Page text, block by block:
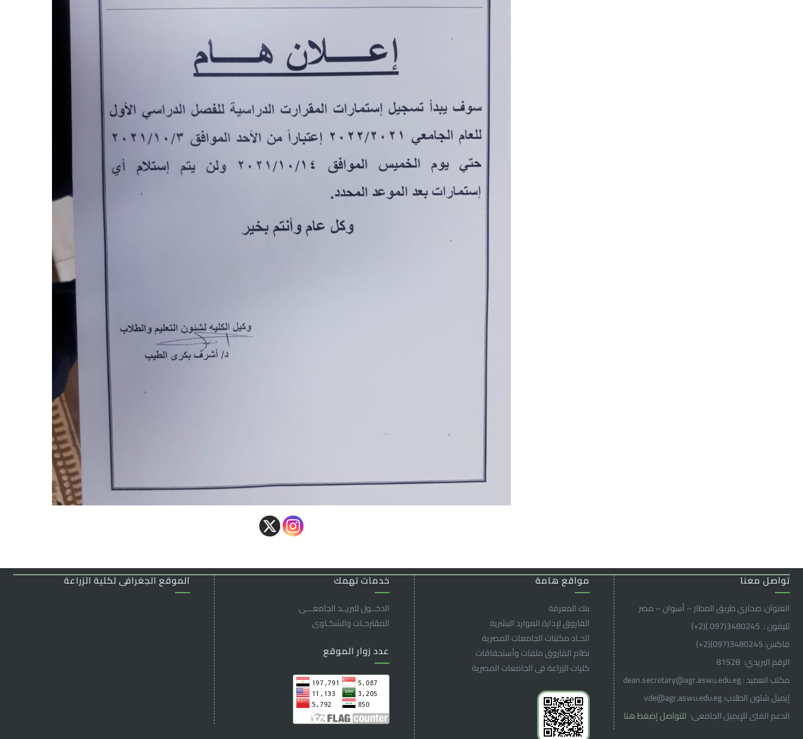
الموقع الجغرافى لكلية الزراعة تواصل معنا
العنوان: صحاري طريق المطار – أسوان – مصر
تليفون : 3480245(097 )(2
+
)
فاكس: 3480245(097)(2
+
)
الرقم البريدي: 81528
مكتب العميد : dean.secretary@agr.aswu.edu.eg
إيميل شئون الطلاب: vde@agr.aswu.edu.eg
الدعم الفنى للإيميل الجامعى: للتواصل إضغط هنا
خدمات تهمك
الدخــول للبريــد الجامعـــى
المقترحـات والشكـاوى
عدد زوار الموقع
مواقع هامة
بنك المعرفة
الفاروق ﻹدارة الموارد البشرية
اتحـاد مكتبات الجامعات المصرية
نظام الفاروق ملفات وأستحقاقات
كليات الزراعة فى الجامعات المصرية